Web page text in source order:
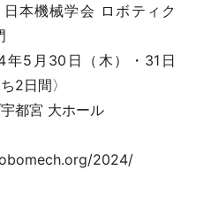
本機械学会 ロボティク
5月30日（木）・31日
2日間〉
都宮 大ホール
2024/